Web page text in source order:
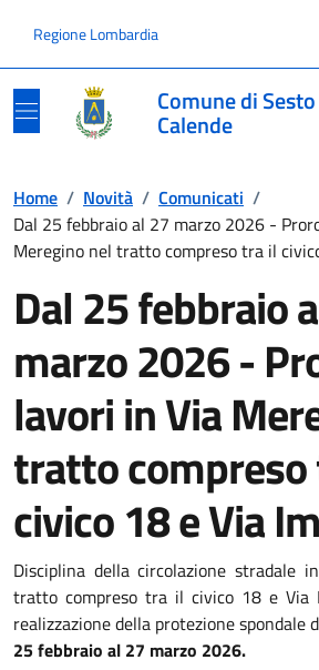
Regione Lombardia
Comune di Sesto
Calende
Home / Novità / Comunicati /
Dal 25 febbraio al 27 marzo 2026 -
Meregino nel tratto compreso tra il
Dal 25 febbraio
marzo 2026 -
lavori in Via
tratto
civico 18 e Via
Disciplina della circolazione stradale
tratto compreso tra il civico 18 e Via
realizzazione della protezione spondale
25 febbraio al 27 marzo 2026.